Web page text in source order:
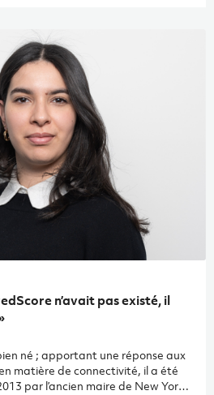
n’avait pas existé, il
né ; apportant une réponse aux
matière de connectivité, il a été
par l’ancien maire de New York